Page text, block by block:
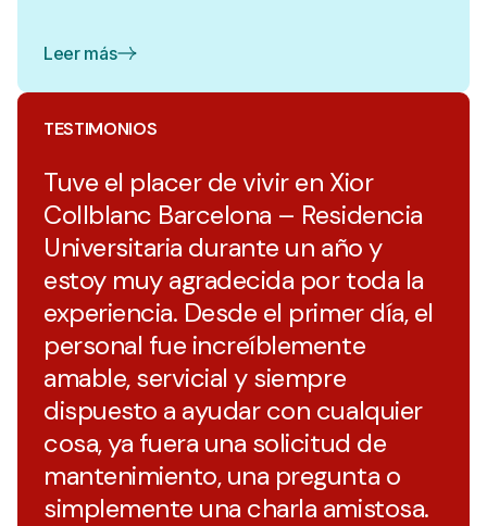
Leer más
TESTIMONIOS
Tuve el placer de vivir en Xior
Collblanc Barcelona – Residencia
Universitaria durante un año y
estoy muy agradecida por toda la
experiencia. Desde el primer día, el
personal fue increíblemente
amable, servicial y siempre
dispuesto a ayudar con cualquier
cosa, ya fuera una solicitud de
mantenimiento, una pregunta o
simplemente una charla amistosa.